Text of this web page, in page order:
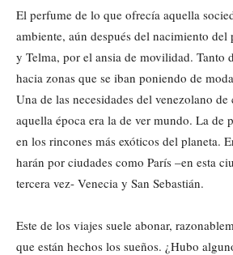
El perfume de lo que ofrecía aquella
ambiente, aún después del nacimiento
y Telma, por el ansia de movilidad. Tanto
hacia zonas que se iban poniendo de
Una de las necesidades del venezolano
aquella época era la de ver mundo. La de
en los rincones más exóticos del planeta.
harán por ciudades como París –en esta
tercera vez- Venecia y San Sebastián.
Este de los viajes suele abonar,
que están hechos los sueños. ¿Hubo